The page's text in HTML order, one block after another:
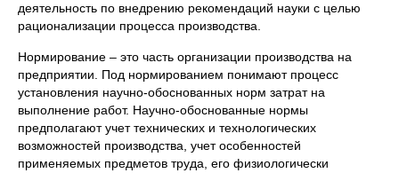
деятельность по внедрению рекомендаций науки с целью
рационализации процесса производства.
Нормирование – это часть организации производства на
предприятии. Под нормированием понимают процесс
установления научно-обоснованных норм затрат на
выполнение работ. Научно-обоснованные нормы
предполагают учет технических и технологических
возможностей производства, учет особенностей
применяемых предметов труда, его физиологически